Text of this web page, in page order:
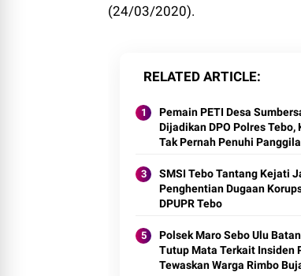
(24/03/2020).
RELATED ARTICLE
Pemain PETI Desa
Dijadikan DPO Polres Tebo,
Tak Pernah Penuhi
SMSI Tebo Tantang Kejati
Penghentian Dugaan
DPUPR Tebo
Polsek Maro Sebo Ulu
Tutup Mata Terkait Insiden
Tewaskan Warga Rimbo